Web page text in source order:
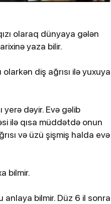
olaraq dünyaya gələn
yaza bilir.
diş ağrısı ilə yuxuya
yerə dəyir. Evə gəlib
ilə qısa müddətdə onun
və üzü şişmiş halda evə
bilmir.
anlaya bilmir. Düz 6 il sonra